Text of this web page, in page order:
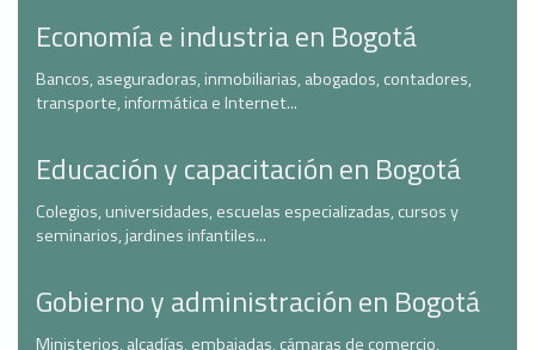
Economía e industria en Bogotá
Bancos, aseguradoras, inmobiliarias, abogados, contadores,
transporte, informática e Internet...
Educación y capacitación en Bogotá
Colegios, universidades, escuelas especializadas, cursos y
seminarios, jardines infantiles...
Gobierno y administración en Bogotá
Ministerios, alcadías, embajadas, cámaras de comercio,